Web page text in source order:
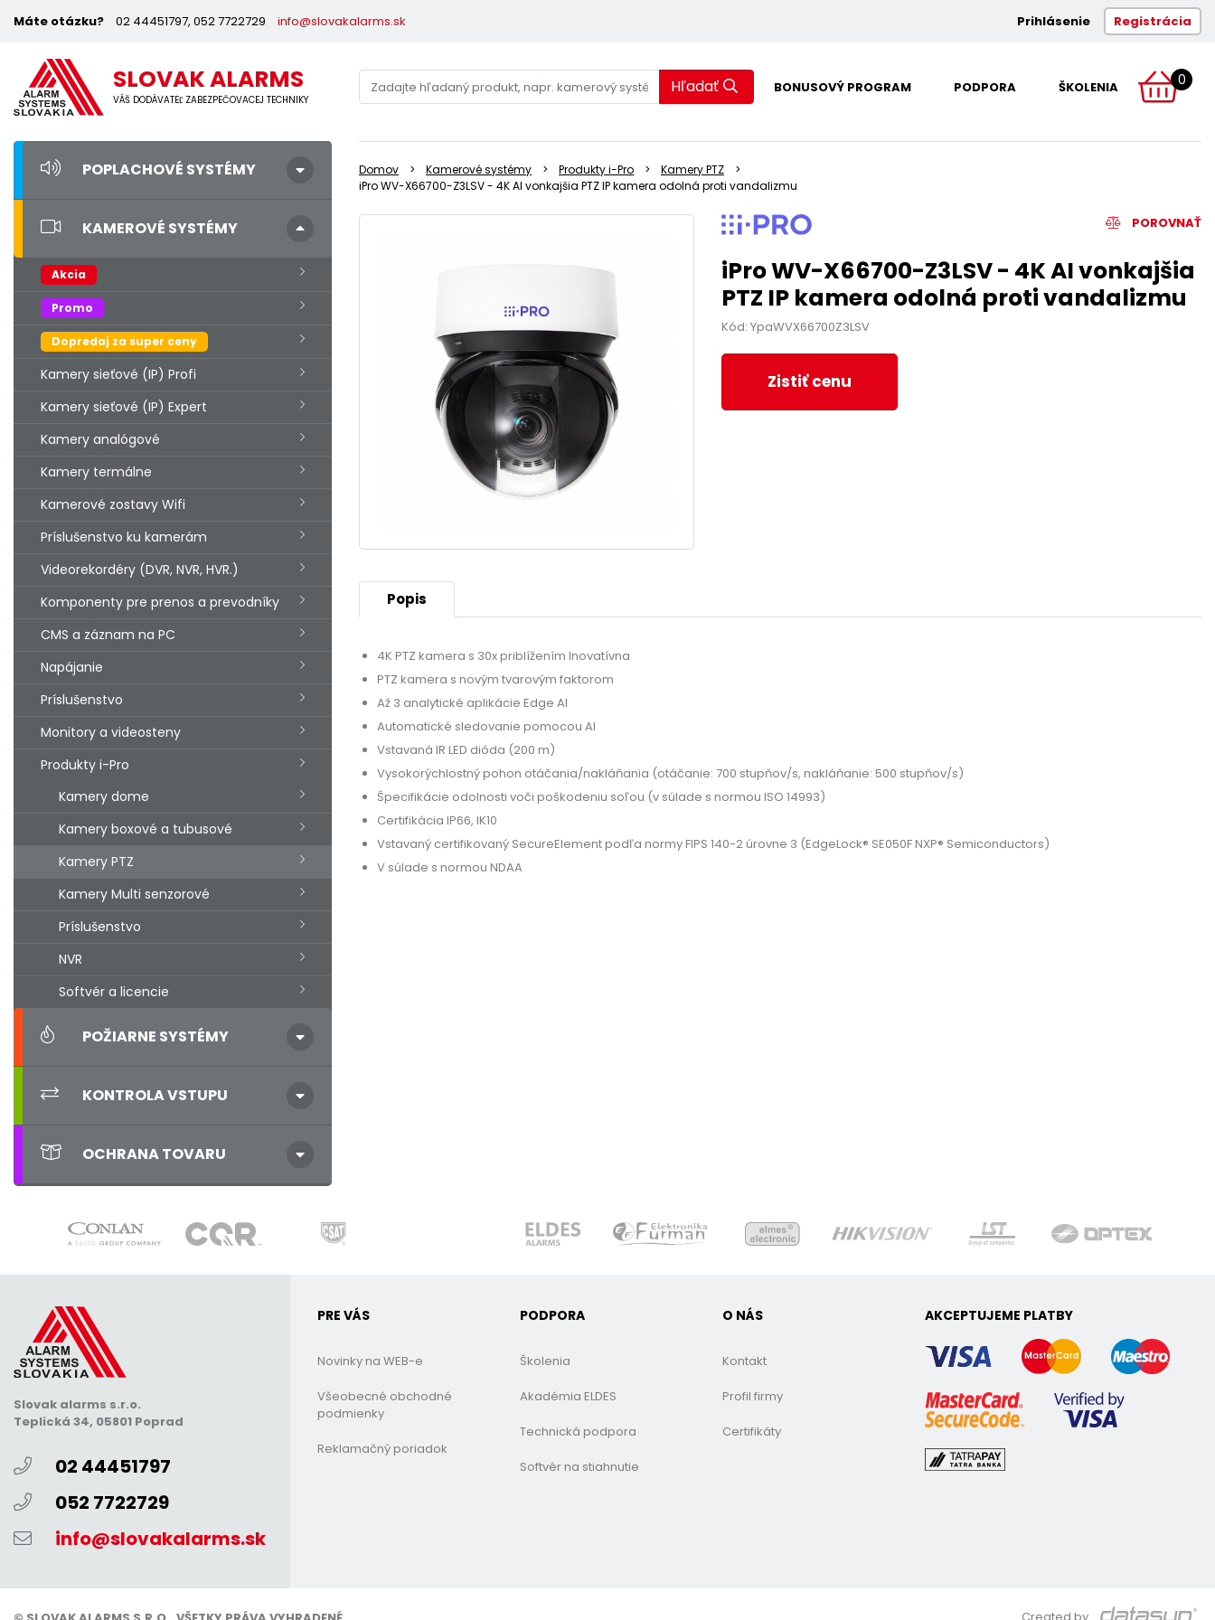
Máte otázku? 02 44451797, 052 7722729 info@slovakalarms.sk Prihlásenie Registrácia
SLOVAK ALARMS
VÁŠ DODÁVATEĽ ZABEZPEČOVACEJ TECHNIKY
Hľadať BONUSOVÝ PROGRAM PODPORA ŠKOLENIA 0
POPLACHOVÉ SYSTÉMY
KAMEROVÉ SYSTÉMY
Akcia
Promo
Dopredaj za super ceny
Kamery sieťové (IP) Profi
Kamery sieťové (IP) Expert
Kamery analógové
Kamery termálne
Kamerové zostavy Wifi
Príslušenstvo ku kamerám
Videorekordéry (DVR, NVR, HVR.)
Komponenty pre prenos a prevodníky
CMS a záznam na PC
Napájanie
Príslušenstvo
Monitory a videosteny
Produkty i-Pro
Kamery dome
Kamery boxové a tubusové
Kamery PTZ
Kamery Multi senzorové
Príslušenstvo
NVR
Softvér a licencie
POŽIARNE SYSTÉMY
KONTROLA VSTUPU
OCHRANA TOVARU
Domov Kamerové systémy Produkty i-Pro
Kamery PTZ
iPro WV-X66700-Z3LSV - 4K AI vonkajšia PTZ IP kamera odolná proti vandalizmu
POROVNAŤ
iPro WV-X66700-Z3LSV - 4K AI vonkajšia
PTZ IP kamera odolná proti vandalizmu
Kód: YpaWVX66700Z3LSV
Zistiť cenu
Popis
4K PTZ kamera s 30x priblížením Inovatívna
PTZ kamera s novým tvarovým faktorom
Až 3 analytické aplikácie Edge AI
Automatické sledovanie pomocou AI
Vstavaná IR LED dióda (200 m)
Vysokorýchlostný pohon otáčania/nakláňania (otáčanie: 700 stupňov/s, nakláňanie: 500 stupňov/s)
Špecifikácie odolnosti voči poškodeniu soľou (v súlade s normou ISO 14993)
Certifikácia IP66, IK10
Vstavaný certifikovaný SecureElement podľa normy FIPS 140-2 úrovne 3 (EdgeLock® SE050F NXP® Semiconductors)
V súlade s normou NDAA
Slovak alarms s.r.o.
Teplická 34, 05801 Poprad
02 44451797
052 7722729
info@slovakalarms.sk
PRE VÁS
Novinky na WEB-e
Všeobecné obchodné
podmienky
Reklamačný poriadok
PODPORA
Školenia
Akadémia ELDES
Technická podpora
Softvér na stiahnutie
O NÁS
Kontakt
Profil firmy
Certifikáty
AKCEPTUJEME PLATBY
Created by